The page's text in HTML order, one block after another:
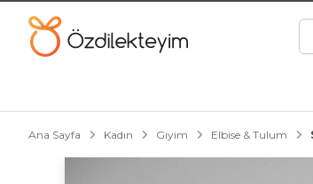
Ana Sayfa Kadın Giyim Elbise & Tulum